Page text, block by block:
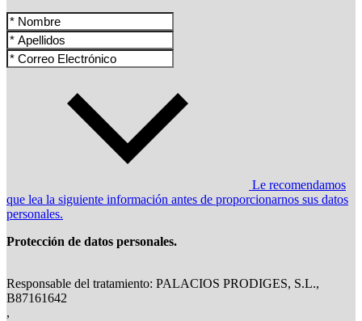
Le recomendamos
que lea la siguiente información antes de proporcionarnos sus datos
personales.
Protección de datos personales.
Responsable del tratamiento: PALACIOS PRODIGES, S.L.,
B87161642
,